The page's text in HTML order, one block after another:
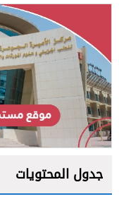
جدول المحتويات